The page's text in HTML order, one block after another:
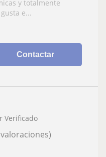
y totalmente
e...
Contactar
Verificado